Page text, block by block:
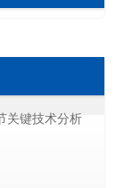
关键技术分析